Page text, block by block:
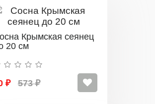
Крымская сеянец
20 см
₽ 573 ₽